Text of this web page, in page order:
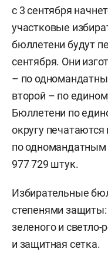
с 3 сентября
участковые
бюллетени будут
сентября. Они
– по
второй – по
Бюллетени по
округу
по одномандатным
977 729 штук.
Избирательные
степенями
зеленого и
и защитная сетка.